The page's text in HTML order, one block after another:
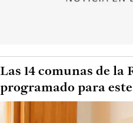
Las 14 comunas de la
programado para